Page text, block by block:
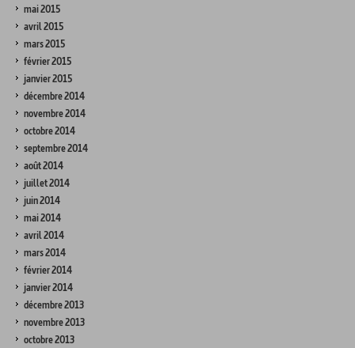
mai 2015
avril 2015
mars 2015
février 2015
janvier 2015
décembre 2014
novembre 2014
octobre 2014
septembre 2014
août 2014
juillet 2014
juin 2014
mai 2014
avril 2014
mars 2014
février 2014
janvier 2014
décembre 2013
novembre 2013
octobre 2013